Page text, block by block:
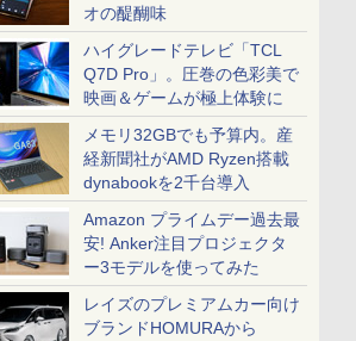
オの醍醐味
ハイグレードテレビ「TCL
Q7D Pro」。圧巻の色彩美で
映画＆ゲームが極上体験に
メモリ32GBでも予算内。産
経新聞社がAMD Ryzen搭載
dynabookを2千台導入
Amazon プライムデー過去最
安! Anker注目プロジェクタ
ー3モデルを使ってみた
レイズのプレミアムカー向け
ブランドHOMURAから